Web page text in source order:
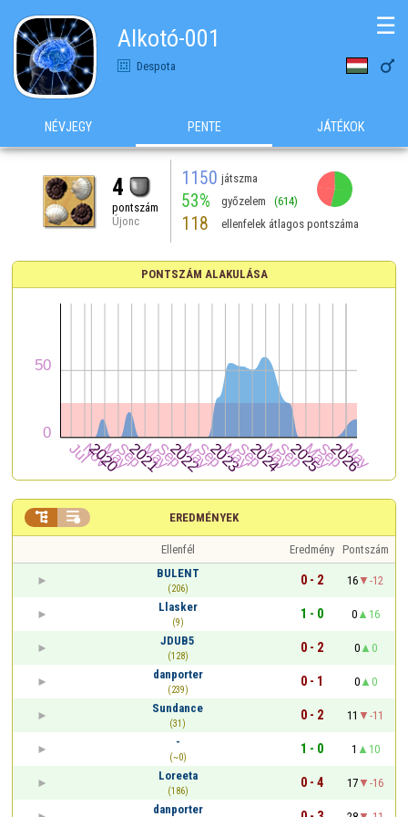
Alkotó-001
Despota 
☰
NÉVJEGY PENTE JÁTÉKOK
4
pontszám
Újonc
1150 játszma
53% győzelem (614)
118 ellenfelek átlagos pontszáma
PONTSZÁM ALAKULÁSA
EREDMÉNYEK
 
Ellenfél Eredmény Pontszám
BULENT
(206)
0 - 2 16
-12
Llasker
(9)
1 - 0 0
16
JDUB5
(128)
0 - 2 0
0
danporter
(239)
0 - 1 0
0
Sundance
(31)
0 - 2 11
-11
-
(~0)
1 - 0 1
10
Loreeta
(186)
0 - 4 17
-16
danporter